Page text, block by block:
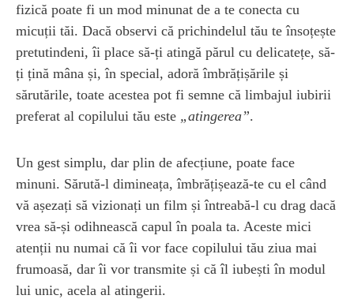
fizică poate fi un mod minunat de a te conecta cu
micuții tăi. Dacă observi că prichindelul tău te însoțește
pretutindeni, îi place să-ți atingă părul cu delicatețe, să-
ți țină mâna și, în special, adoră îmbrățișările și
sărutările, toate acestea pot fi semne că limbajul iubirii
preferat al copilului tău este „atingerea”.
Un gest simplu, dar plin de afecțiune, poate face
minuni. Sărută-l dimineața, îmbrățișează-te cu el când
vă așezați să vizionați un film și întreabă-l cu drag dacă
vrea să-și odihnească capul în poala ta. Aceste mici
atenții nu numai că îi vor face copilului tău ziua mai
frumoasă, dar îi vor transmite și că îl iubești în modul
lui unic, acela al atingerii.